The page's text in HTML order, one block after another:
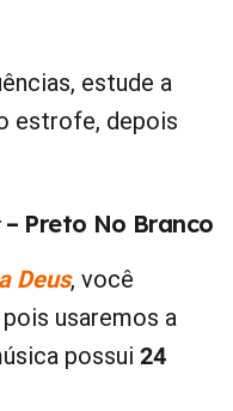
estude a
estrofe, depois
– Preto No Branco
Deus, você
pois usaremos a
possui 24